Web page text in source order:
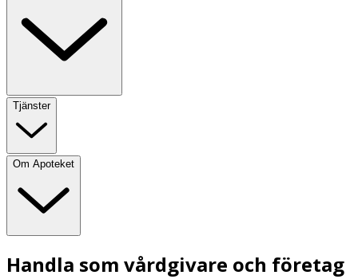
Tjänster
Om Apoteket
Handla som vårdgivare och företag